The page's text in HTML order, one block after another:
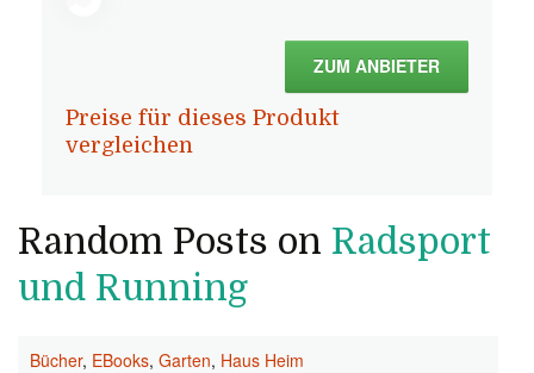
ZUM ANBIETER
Preise für dieses Produkt
vergleichen
Random Posts on Radsport
und Running
Bücher, EBooks, Garten, Haus Heim